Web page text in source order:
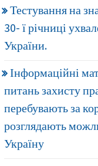
Тестування на
30- ї річниці
України.
Інформаційні
питань захисту
перебувають за
розглядають
Україну